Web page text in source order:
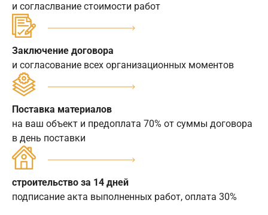
и согласлвание стоимости работ
Заключение договора
и согласование всех организационных моментов
Поставка материалов
на ваш объект и предоплата 70% от суммы договора
в день поставки
строительство за 14 дней
подписание акта выполненных работ, оплата 30%